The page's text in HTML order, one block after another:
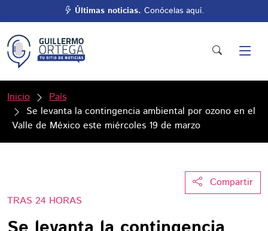
Últimas noticias. Conócelas aquí.
Inicio
País
Se levanta la contingencia ambiental por ozono en el
Valle de México este miércoles 19 de marzo
Compartir
TRAS 24 HORAS